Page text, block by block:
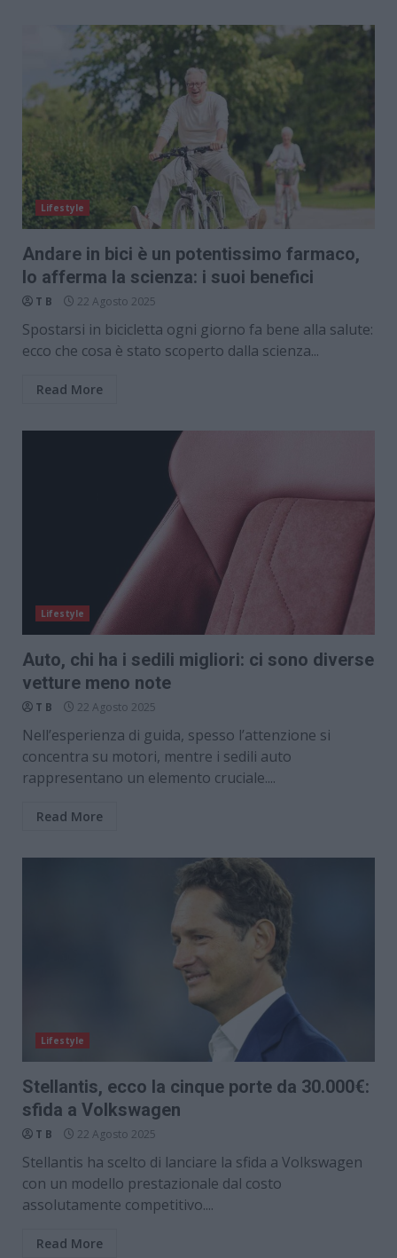
Lifestyle
Andare in bici è un potentissimo farmaco,
lo afferma la scienza: i suoi benefici
T B 22 Agosto 2025
Spostarsi in bicicletta ogni giorno fa bene alla salute:
ecco che cosa è stato scoperto dalla scienza...
Read More
Lifestyle
Auto, chi ha i sedili migliori: ci sono diverse
vetture meno note
T B 22 Agosto 2025
Nell’esperienza di guida, spesso l’attenzione si
concentra su motori, mentre i sedili auto
rappresentano un elemento cruciale....
Read More
Lifestyle
Stellantis, ecco la cinque porte da 30.000€:
sfida a Volkswagen
T B 22 Agosto 2025
Stellantis ha scelto di lanciare la sfida a Volkswagen
con un modello prestazionale dal costo
assolutamente competitivo....
Read More